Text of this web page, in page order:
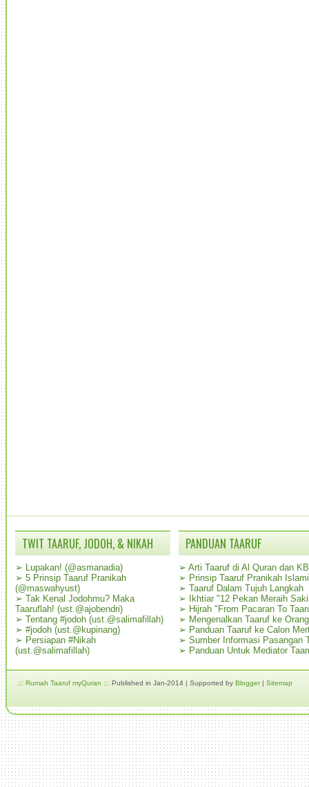
TWIT TAARUF, JODOH, & NIKAH
➢ Lupakan! (@asmanadia)
➢ 5 Prinsip Taaruf Pranikah
(@maswahyust)
➢ Tak Kenal Jodohmu? Maka
Taaruflah! (ust.@ajobendri)
➢ Tentang #jodoh (ust.@salimafillah)
➢ #jodoh (ust.@kupinang)
➢ Persiapan #Nikah
(ust.@salimafillah)
PANDUAN TAARUF
➢ Arti Taaruf di Al Quran dan
➢ Prinsip Taaruf Pranikah Islami
➢ Taaruf Dalam Tujuh Langkah
➢
Ikhtiar "12 Pekan Meraih
➢ Hijrah "From Pacaran To
➢ Mengenalkan Taaruf ke
➢ Panduan Taaruf ke Calon
➢ Sumber Informasi Pasangan
➢ Panduan Untuk Mediator
.:: Rumah Taaruf myQuran ::. Published in Jan-2014 | Supported by Blogger| Sitemap